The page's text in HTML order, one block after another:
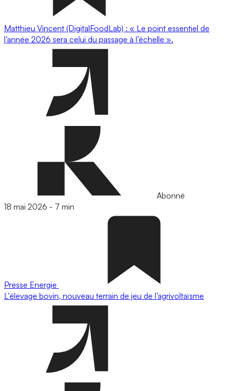
Matthieu Vincent (DigitalFoodLab) : « Le point essentiel de
l’année 2026 sera celui du passage à l’échelle ».
Abonné
18 mai 2026 - 7 min
Presse Energie
L'élevage bovin, nouveau terrain de jeu de l’agrivoltaïsme